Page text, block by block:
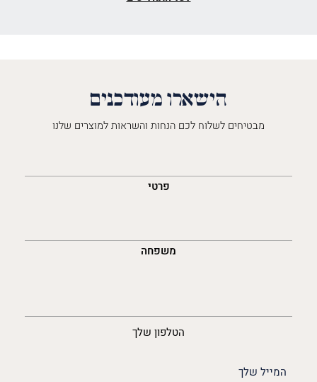
הישארו מעודכנים
מבטיחים לשלוח לכם הנחות והשראות למוצרים שלנו
פרטי
משפחה
הטלפון שלך